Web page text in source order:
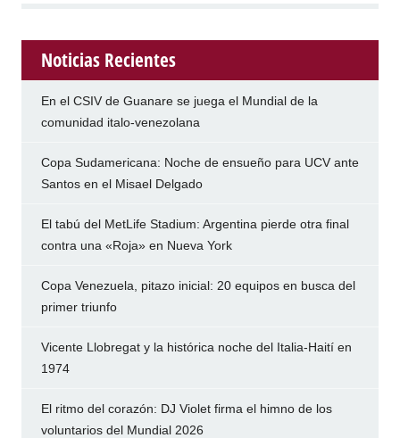
Noticias Recientes
En el CSIV de Guanare se juega el Mundial de la
comunidad italo-venezolana
Copa Sudamericana: Noche de ensueño para UCV ante
Santos en el Misael Delgado
El tabú del MetLife Stadium: Argentina pierde otra final
contra una «Roja» en Nueva York
Copa Venezuela, pitazo inicial: 20 equipos en busca del
primer triunfo
Vicente Llobregat y la histórica noche del Italia-Haití en
1974
El ritmo del corazón: DJ Violet firma el himno de los
voluntarios del Mundial 2026